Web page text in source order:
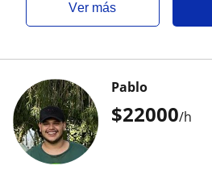
ver más
$22000/h
Pablo